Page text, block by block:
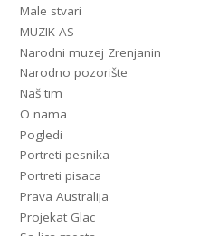
Male stvari
MUZIK-AS
Narodni muzej Zrenjanin
Narodno pozorište
Naš tim
O nama
Pogledi
Portreti pesnika
Portreti pisaca
Prava Australija
Projekat Glac